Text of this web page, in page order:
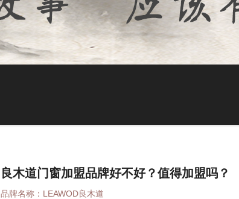
良木道门窗加盟品牌好不好？值得加盟吗？
品牌名称：LEAWOD良木道